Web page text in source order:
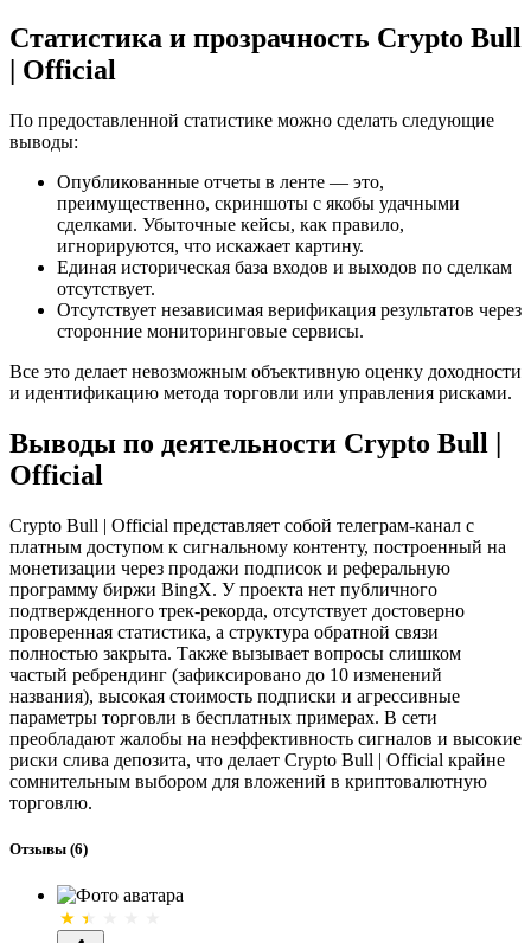
Статистика и прозрачность Crypto Bull
| Official
По предоставленной статистике можно сделать следующие
выводы:
Опубликованные отчеты в ленте — это,
преимущественно, скриншоты с якобы удачными
сделками. Убыточные кейсы, как правило,
игнорируются, что искажает картину.
Единая историческая база входов и выходов по сделкам
отсутствует.
Отсутствует независимая верификация результатов через
сторонние мониторинговые сервисы.
Все это делает невозможным объективную оценку доходности
и идентификацию метода торговли или управления рисками.
Выводы по деятельности Crypto Bull |
Official
Crypto Bull | Official представляет собой телеграм-канал с
платным доступом к сигнальному контенту, построенный на
монетизации через продажи подписок и реферальную
программу биржи BingX. У проекта нет публичного
подтвержденного трек-рекорда, отсутствует достоверно
проверенная статистика, а структура обратной связи
полностью закрыта. Также вызывает вопросы слишком
частый ребрендинг (зафиксировано до 10 изменений
названия), высокая стоимость подписки и агрессивные
параметры торговли в бесплатных примерах. В сети
преобладают жалобы на неэффективность сигналов и высокие
риски слива депозита, что делает Crypto Bull | Official крайне
сомнительным выбором для вложений в криптовалютную
торговлю.
Отзывы (6)